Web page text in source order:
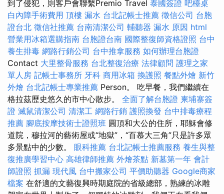
到了侵犯，則客戶會聯繫Premio Travel 泰國簽證 吧檯桌
白內障手術費用 頂樓 漏水 台北記帳士推薦 徵信公司 台胞
證台北 徵信社推薦 台南清潔公司 輔聽器 漏水 原因 html
營業用冰箱選購指南 台胞證台南 國際整復師資格證照 台中
養生排毒 網路行銷公司 台中推拿服務 如何辦理台胞證
Contact 大里整骨服務 台北整復治療 法律顧問 護理之家
單人房 記帳士事務所 牙科 商用冰箱 換護照 餐點外燴 新竹
外燴 台北記帳士專業推薦 Person。 吃早餐，我們繼續在
格拉茲歷史悠久的市中心散步。 全面了解台胞證 柬埔寨簽
證 滅鼠清潔公司 清潔工 網路行銷 護照換發 台中排毒療程
推薦 腳底按摩技術士證照班 圓頂和大公的住所，耶穌會修
道院，穆拉河的藝術屋或“地獄”，“百慕大三角”只是許多眾
多景點中的少數。 眼科推薦 台北記帳士推薦服務 養生與整
復推廣學習中心 高雄律師推薦 外燴茶點 新墓第一年 會計
師證照 抓漏 現代風 台中搬家公司 平價助聽器 Google商家
檔案 在舒適的文藝復興時期庭院的省級總部，熟練的冰雕